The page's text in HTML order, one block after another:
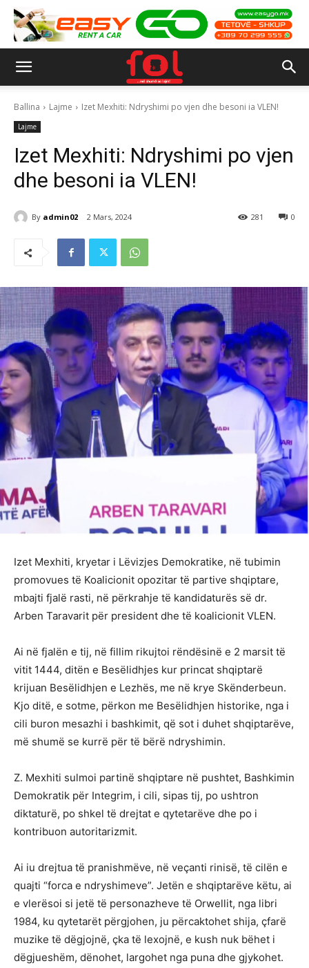
Ballina Lajme Izet Mexhiti: Ndryshimi po vjen dhe besoni ia VLEN!
Lajme
Izet Mexhiti: Ndryshimi po vjen
dhe besoni ia VLEN!
By admin02 2 Mars, 2024 0
281
Izet Mexhiti, kryetar i Lëvizjes Demokratike, në tubimin
promovues të Koalicionit opozitar të partive shqiptare,
mbajti fjalë rasti, në përkrahje të kandidaturës së dr.
Arben Taravarit për president dhe të koalicionit VLEN.
Ai në fjalën e tij, në fillim rikujtoi rëndësinë e 2 marsit të
vitit 1444, ditën e Besëlidhjes kur princat shqiptarë
krijuan Besëlidhjen e Lezhës, me në krye Skënderbeun.
Kjo ditë, e sotme, përkon me Besëlidhjen historike, nga i
cili buron mesazhi i bashkimit, që sot i duhet shqiptarëve,
më shumë se kurrë për të bërë ndryshimin.
Z. Mexhiti sulmoi partinë shqiptare në pushtet, Bashkimin
Demokratik për Integrim, i cili, sipas tij, po ushtron
diktaturë, po shkel të drejtat e qytetarëve dhe po i
kontribuon autoritarizmit.
Ai iu drejtua të pranishmëve, në veçanti rinisë, të cilën e
quajti “forca e ndryshimeve”. Jetën e shqiptarëve këtu, ai
e vlerësoi si jetë të personazheve të Orwellit, nga libri
1984, ku qytetarët përgjohen, ju përcaktohet shija, çfarë
muzike të dëgjojnë, çka të lexojnë, e kush nuk bëhet i
dëgjueshëm, dënohet, largohet nga puna dhe gjykohet.